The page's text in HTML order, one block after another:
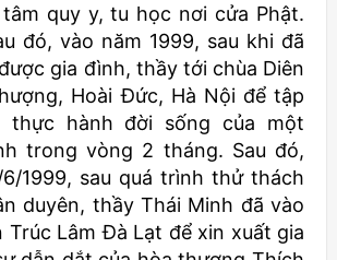
quy y, tu học nơi cửa Phật.
đó, vào năm 1999, sau khi đã
gia đình, thầy tới chùa Diên
Hoài Đức, Hà Nội để tập
thực hành đời sống của một
trong vòng 2 tháng. Sau đó,
1999, sau quá trình thử thách
duyên, thầy Thái Minh đã vào
Trúc Lâm Đà Lạt để xin xuất gia